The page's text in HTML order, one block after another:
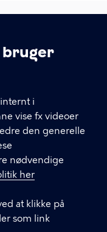
bruger
i
vise fx videoer
den generelle
nødvendige
her
at klikke på
som link